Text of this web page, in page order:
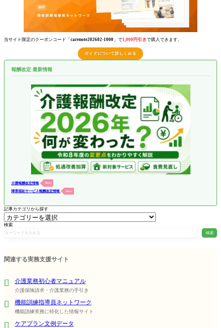
当サイト限定のクーポンコード「 carenote202602-1000 」で1,000円引きで購入できます。
ガイドについて詳しくみる
報酬改定 最新情報
介護報酬改定情報 New!
障害福祉サービス報酬改定情報 New!
記事カテゴリから探す
検索
検索
関連する実務支援サイト
介護業務初心者マニュアル
介護保険請求・介護業務の手引き
機能訓練指導員ネットワーク
機能訓練実務に特化した情報サイト
ケアプラン文例データ